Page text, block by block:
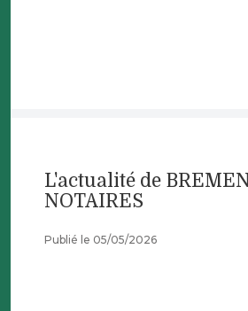
L'actualité de
NOTAIRES
Publié le 05/05/2026